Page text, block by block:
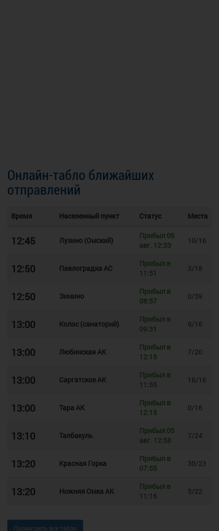
Онлайн-табло ближайших
отправлений
Время Населенный пункт Статус Места
12:45 Лузино (Омский)
Прибыл 05
авг. 12:33
10/16
12:50 Павлоградка АС
Прибыл в
11:51
3/18
12:50 Зимино
Прибыл в
08:57
0/39
13:00 Колос (санаторий)
Прибыл в
09:31
9/16
13:00 Любинская АК
Прибыл в
12:15
7/20
13:00 Саргатское АК
Прибыл в
11:55
16/16
13:00 Тара АК
Прибыл в
12:13
0/16
13:10 Талбакуль
Прибыл 05
авг. 12:58
7/24
13:20 Красная Горка
Прибыл в
07:55
30/23
13:20 Нижняя Омка АК
Прибыл в
11:16
5/22
Посмотреть все табло